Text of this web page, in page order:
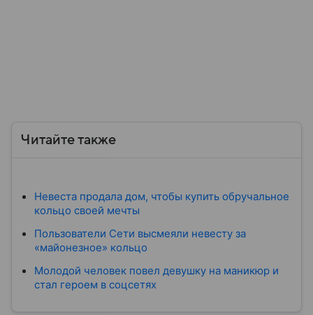
Читайте также
Невеста продала дом, чтобы купить обручальное
кольцо своей мечты
Пользователи Сети высмеяли невесту за
«майонезное» кольцо
Молодой человек повел девушку на маникюр и
стал героем в соцсетях